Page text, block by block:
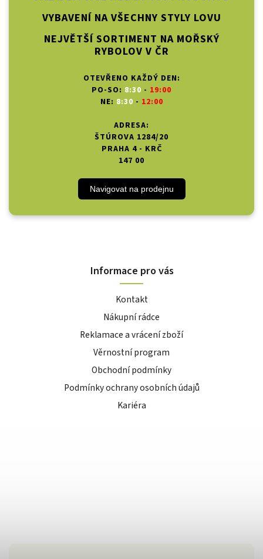
VYBAVENÍ NA VŠECHNY STYLY LOVU
NEJVĚTŠÍ SORTIMENT NA MOŘSKÝ
RYBOLOV V ČR
OTEVŘENO KAŽDÝ DEN:
PO-SO: 8:30 - 19:00
NE: 8:30 - 12:00
ADRESA:
ŠTÚROVA 1284/20
PRAHA 4 - KRČ
147 00
Navigovat na prodejnu
Informace pro vás
Kontakt
Nákupní rádce
Reklamace a vrácení zboží
Věrnostní program
Obchodní podmínky
Podmínky ochrany osobních údajů
Kariéra